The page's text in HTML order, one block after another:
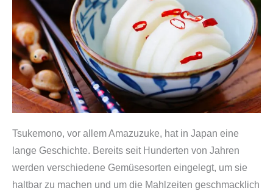
Tsukemono, vor allem Amazuzuke, hat in Japan eine
lange Geschichte. Bereits seit Hunderten von Jahren
werden verschiedene Gemüsesorten eingelegt, um sie
haltbar zu machen und um die Mahlzeiten geschmacklich